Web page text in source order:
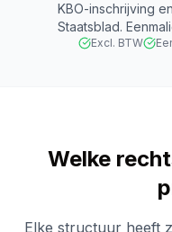
KBO-inschrijving
Staatsblad.
Excl. BTW
Welke
Elke structuur heeft